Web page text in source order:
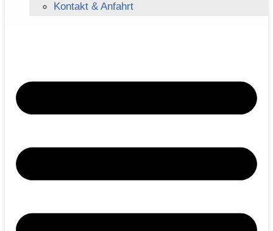
Kontakt & Anfahrt